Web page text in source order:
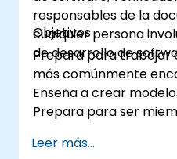
responsables de la
cualquier persona
de desarrollo de
Objetivos
Prepara para trabajar
más comúnmente
Enseña a crear
Prepara para ser
Leer más...